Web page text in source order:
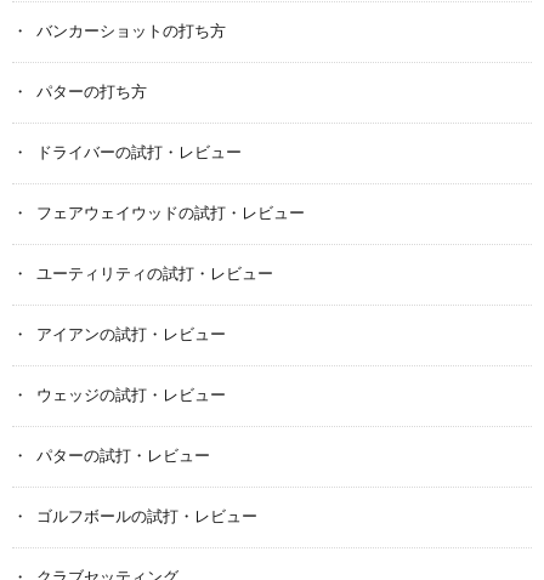
バンカーショットの打ち方
パターの打ち方
ドライバーの試打・レビュー
フェアウェイウッドの試打・レビュー
ユーティリティの試打・レビュー
アイアンの試打・レビュー
ウェッジの試打・レビュー
パターの試打・レビュー
ゴルフボールの試打・レビュー